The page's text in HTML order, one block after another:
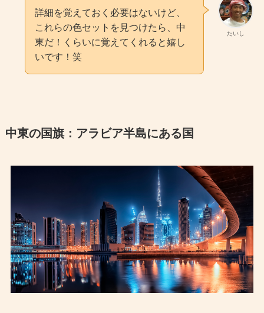
たいし
詳細を覚えておく必要はないけど、
これらの色セットを見つけたら、中
東だ！くらいに覚えてくれると嬉し
いです！笑
中東の国旗：アラビア半島にある国